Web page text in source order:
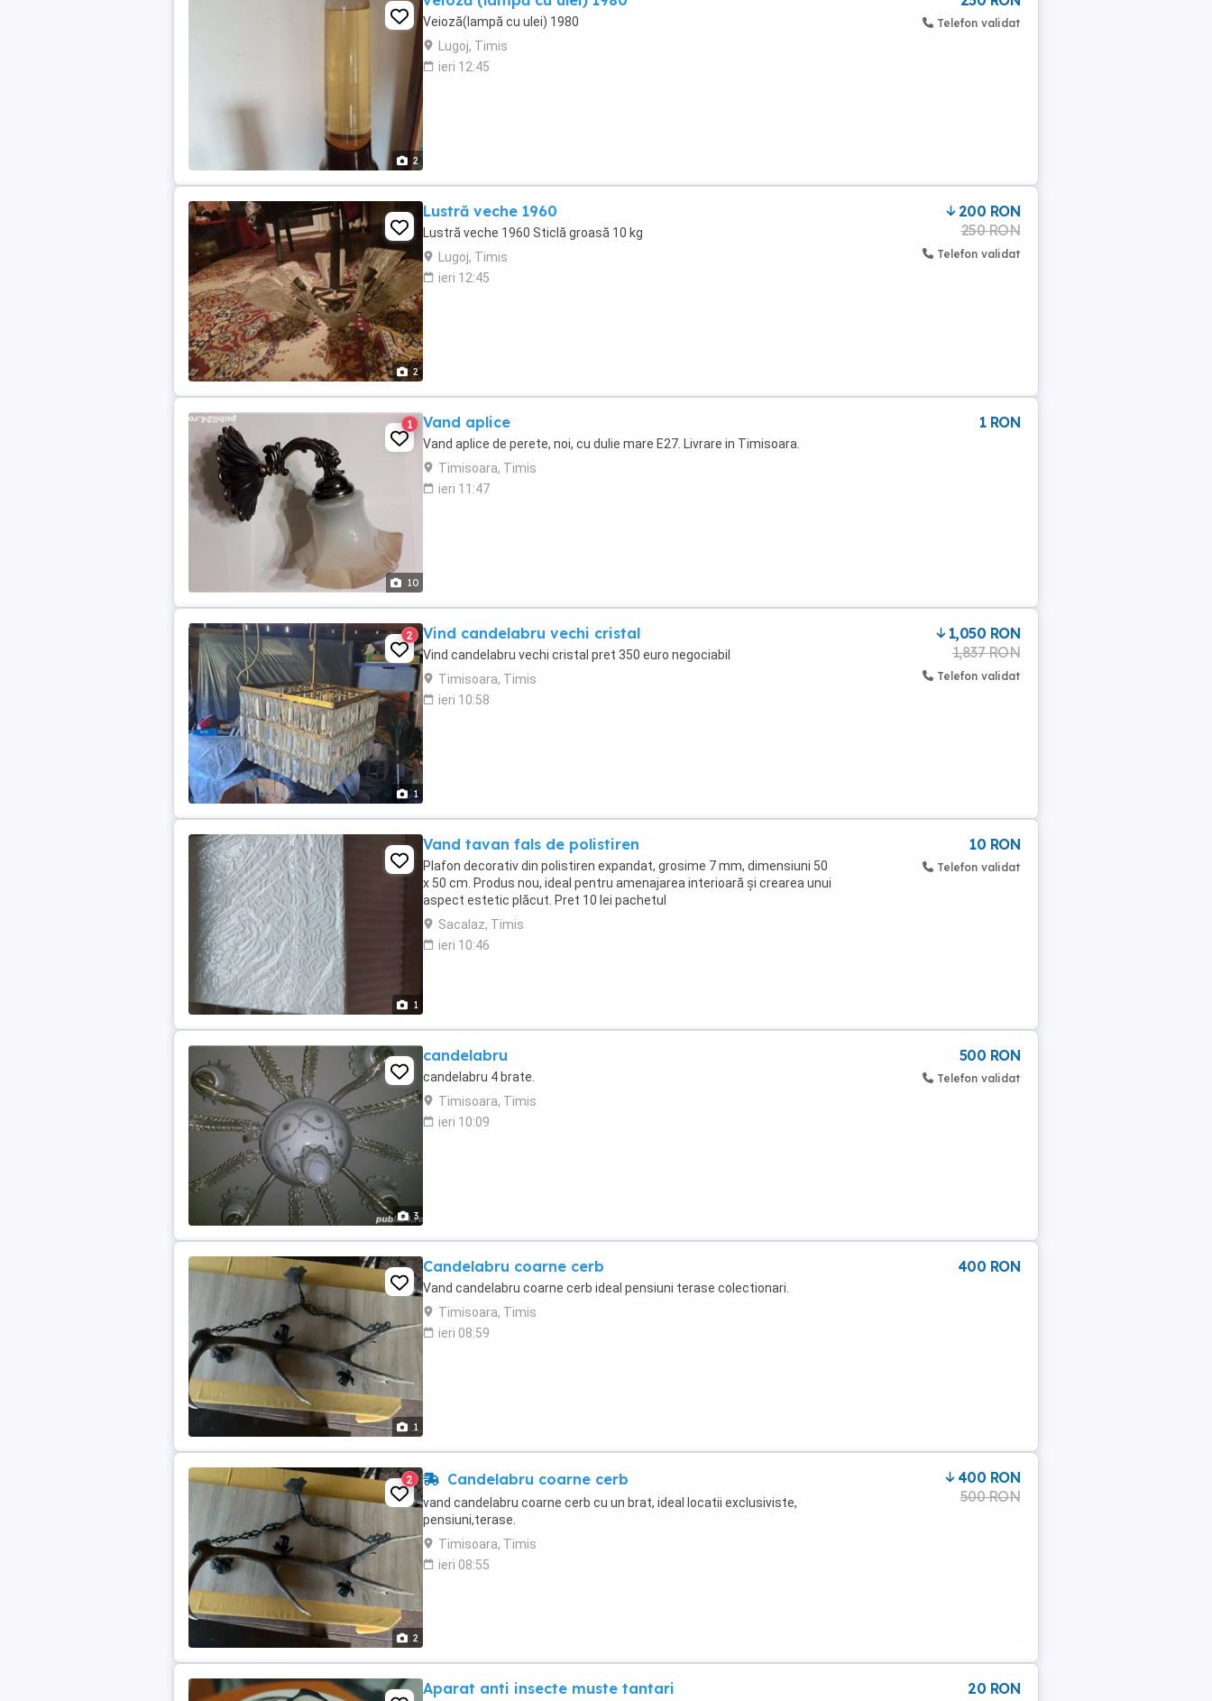
2
Veioză(lampă cu ulei) 1980
Lugoj, Timis
ieri 12:45
Telefon validat
2
Lustră veche 1960
Lustră veche 1960 Sticlă groasă 10 kg
Lugoj, Timis
ieri 12:45
200 RON
250 RON
Telefon validat
10
1 Vand aplice
Vand aplice de perete, noi, cu dulie mare E27. Livrare in Timisoara.
Timisoara, Timis
ieri 11:47
1 RON
1
2 Vind candelabru vechi cristal
Vind candelabru vechi cristal pret 350 euro negociabil
Timisoara, Timis
ieri 10:58
1,050 RON
1,837 RON
Telefon validat
1
Vand tavan fals de polistiren
Plafon decorativ din polistiren expandat, grosime 7 mm, dimensiuni 50
x 50 cm. Produs nou, ideal pentru amenajarea interioară și crearea unui
aspect estetic plăcut. Pret 10 lei pachetul
Sacalaz, Timis
ieri 10:46
10 RON
Telefon validat
3
candelabru
candelabru 4 brate.
Timisoara, Timis
ieri 10:09
500 RON
Telefon validat
1
Candelabru coarne cerb
Vand candelabru coarne cerb ideal pensiuni terase colectionari.
Timisoara, Timis
ieri 08:59
400 RON
2
2 Candelabru coarne cerb
vand candelabru coarne cerb cu un brat, ideal locatii exclusiviste,
pensiuni,terase.
Timisoara, Timis
ieri 08:55
400 RON
500 RON
Aparat anti insecte muste tantari 20 RON